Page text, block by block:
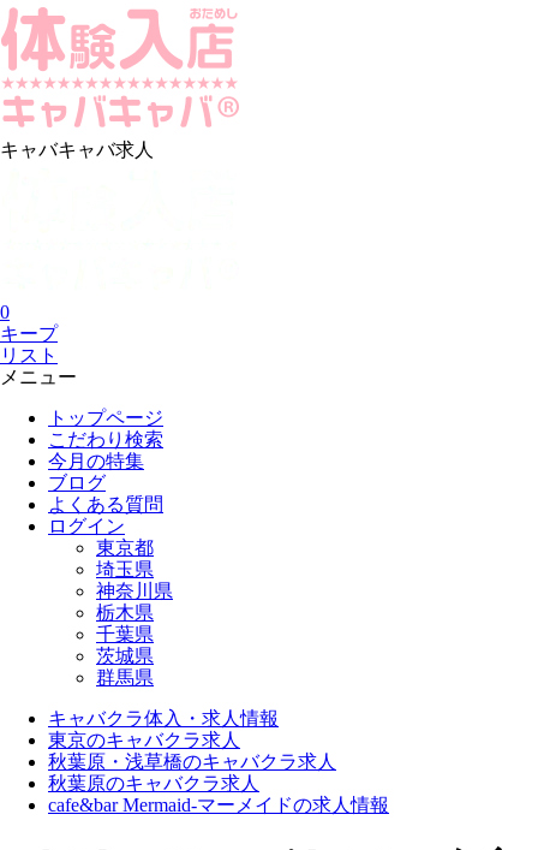
キャバキャバ求人
0
キープ
リスト
メニュー
トップページ
こだわり検索
今月の特集
ブログ
よくある質問
ログイン
東京都
埼玉県
神奈川県
栃木県
千葉県
茨城県
群馬県
キャバクラ体入・求人情報
東京のキャバクラ求人
秋葉原・浅草橋のキャバクラ求人
秋葉原のキャバクラ求人
cafe&bar Mermaid-マーメイドの求人情報